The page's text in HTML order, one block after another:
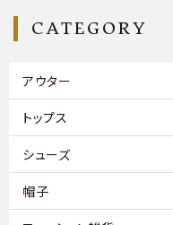
CATEGORY
アウター
トップス
シューズ
帽子